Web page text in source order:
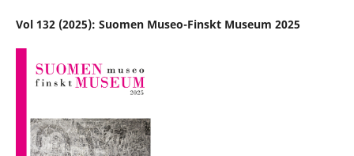
Vol 132 (2025): Suomen Museo-Finskt Museum 2025